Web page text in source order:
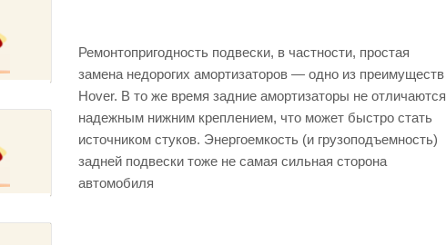
Ремонтопригодность подвески, в частности, простая
замена недорогих амортизаторов — одно из преимуществ
Hover. В то же время задние амортизаторы не отличаются
надежным нижним креплением, что может быстро стать
источником стуков. Энергоемкость (и грузоподъемность)
задней подвески тоже не самая сильная сторона
автомобиля